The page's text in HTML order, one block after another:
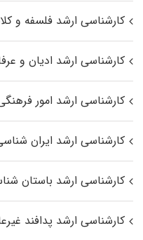
کارشناسی ارشد فلسفه و
کارشناسی ارشد ادیان و
کارشناسی ارشد امور
کارشناسی ارشد ایران
کارشناسی ارشد باستان
کارشناسی ارشد پدافند